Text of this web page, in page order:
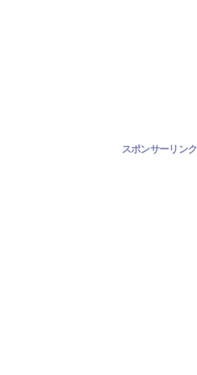
スポンサーリンク